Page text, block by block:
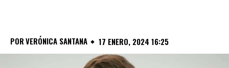
PORVERÓNICA SANTANA 17 ENERO, 2024 16:25